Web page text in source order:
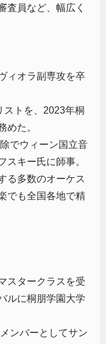
査員など、幅広く
ィオラ副専攻を卒
トを、2023年桐
めた。
でウィーン国立音
スキー氏に師事。
る多数のオーケス
でも全国各地で精
スタークラスを受
ルに桐朋学園大学
ンバーとしてサン